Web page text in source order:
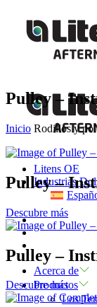
Litens OE
Industrias
Acerca de
Productos
Los
Pulley –
Inicio Rodillos y
Pulley –
Descubre más
Pulley –
Descubre más